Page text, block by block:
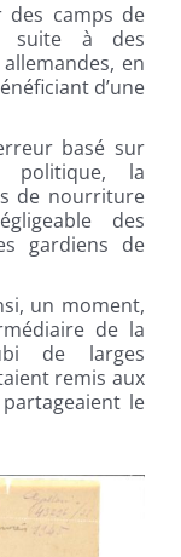
des camps de
suite à des
en
d’une
basé sur
politique, la
de nourriture
des
gardiens de
un moment,
de la
de larges
remis aux
le